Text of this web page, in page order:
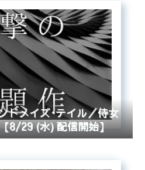
ドメイズ･テイル／侍女
8/29 (水) 配信開始】